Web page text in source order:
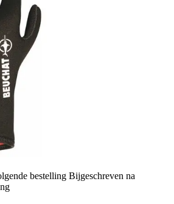
bestelling Bijgeschreven na